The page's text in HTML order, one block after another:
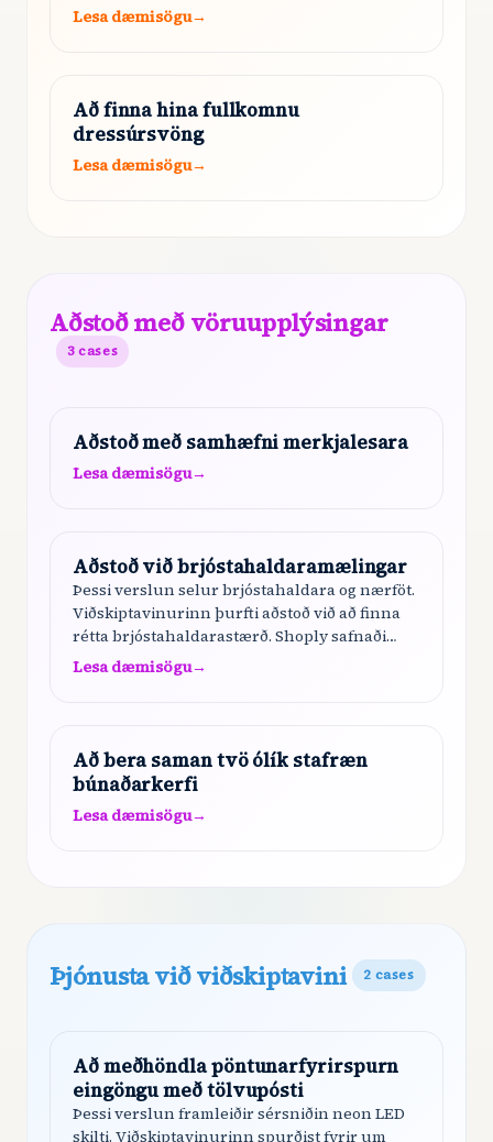
Lesa dæmisögu→
Að finna hina fullkomnu
dressúrsvöng
Lesa dæmisögu→
Aðstoð með vöruupplýsingar
3 cases
Aðstoð með samhæfni merkjalesara
Lesa dæmisögu→
Aðstoð við brjóstahaldaramælingar
Þessi verslun selur brjóstahaldara og nærföt.
Viðskiptavinurinn þurfti aðstoð við að finna
rétta brjóstahaldarastærð. Shoply safnaði
mælingum viðskiptavinarins, útskýrði
stærðarkerfið, veitti ítarlegar leiðbeiningar
Lesa dæmisögu→
Að bera saman tvö ólík stafræn
búnaðarkerfi
Lesa dæmisögu→
Þjónusta við viðskiptavini 2 cases
Að meðhöndla pöntunarfyrirspurn
eingöngu með tölvupósti
Þessi verslun framleiðir sérsniðin neon LED
skilti. Viðskiptavinurinn spurðist fyrir um